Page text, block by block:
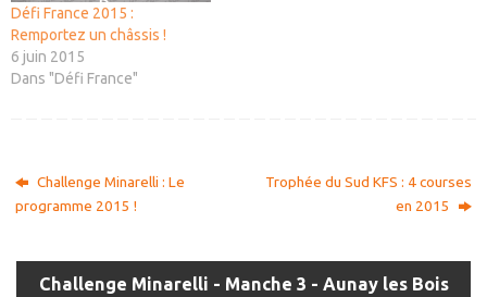
Défi France 2015 :
Remportez un châssis !
6 juin 2015
Dans "Défi France"
Challenge Minarelli : Le
programme 2015 !
Trophée du Sud KFS : 4 courses
en 2015
Challenge Minarelli - Manche 3 - Aunay les Bois